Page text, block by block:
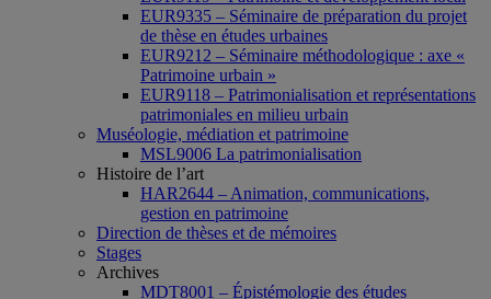
EUR9335 – Séminaire de préparation du projet
de thèse en études urbaines
EUR9212 – Séminaire méthodologique : axe «
Patrimoine urbain »
EUR9118 – Patrimonialisation et représentations
patrimoniales en milieu urbain
Muséologie, médiation et patrimoine
MSL9006 La patrimonialisation
Histoire de l’art
HAR2644 – Animation, communications,
gestion en patrimoine
Direction de thèses et de mémoires
Stages
Archives
MDT8001 – Épistémologie des études